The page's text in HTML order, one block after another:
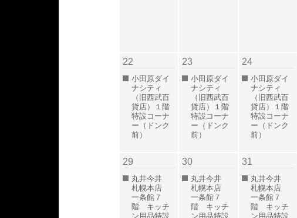
22
小田原ダイ
ナシティ
（旧西武百
貨店）１階
特設コーナ
ー（ドンク
前）
23
小田原ダイ
ナシティ
（旧西武百
貨店）１階
特設コーナ
ー（ドンク
前）
24
小田原ダイ
ナシティ
（旧西武百
貨店）１階
特設コーナ
ー（ドンク
前）
29
丸井今井
札幌本店
一条館７
階 キッチ
ン用品特設
30
丸井今井
札幌本店
一条館７
階 キッチ
ン用品特設
31
丸井今井
札幌本店
一条館７
階 キッチ
ン用品特設